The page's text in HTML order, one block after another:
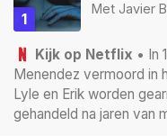
1
Met Javier
Kijk op Netflix • In
Menendez vermoord in
Lyle en Erik worden
gehandeld na jaren van